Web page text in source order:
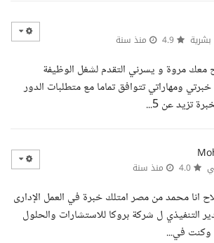
بشرية منذ سنة
معك مروة و يسرني التقدم لشغل الوظيفة
ومهاراتي تتوافق تماما مع متطلبات الدور
تزيد عن 5...
منذ سنة
انا محمد من مصر امتلك خبرة في العمل الإدارى
التنفيذي ل شركة بروكا للاستشارات والحلول
وكنت في...